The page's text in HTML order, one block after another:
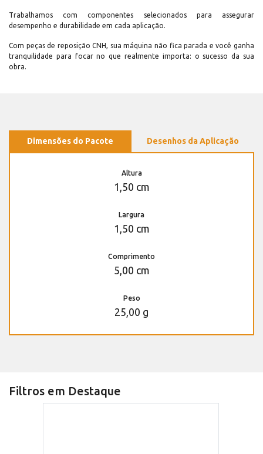
Trabalhamos com componentes selecionados para assegurar
desempenho e durabilidade em cada aplicação.
Com peças de reposição CNH, sua máquina não fica parada e você ganha
tranquilidade para focar no que realmente importa: o sucesso da sua
obra.
Dimensões do Pacote Desenhos da Aplicação
Altura
1,50 cm
Largura
1,50 cm
Comprimento
5,00 cm
Peso
25,00 g
Filtros em Destaque